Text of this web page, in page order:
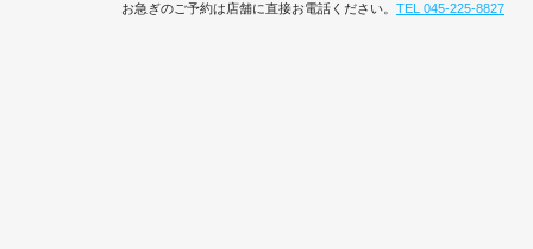
お急ぎのご予約は店舗に直接お電話ください。 TEL 045-225-8827